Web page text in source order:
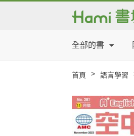
全部的書
首頁 > 語言學習